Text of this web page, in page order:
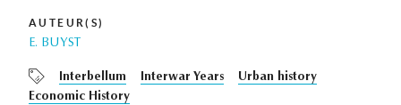
AUTEUR(S)
E. BUYST
Interbellum Interwar Years
Urban history
Economic History